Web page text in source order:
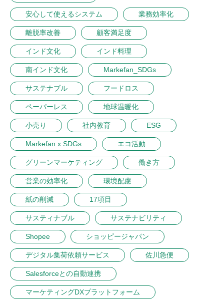
安心して使えるシステム 業務効率化
離脱率改善 顧客満足度
インド文化 インド料理
南インド文化 Markefan_SDGs
サステナブル フードロス
ペーパーレス 地球温暖化
小売り 社内教育 ESG
Markefan x SDGs エコ活動
グリーンマーケティング 働き方
営業の効率化 環境配慮
紙の削減 17項目
サスティナブル サステナビリティ
Shopee ショッピージャパン
デジタル集荷依頼サービス 佐川急便
Salesforceとの自動連携
マーケティングDXプラットフォーム